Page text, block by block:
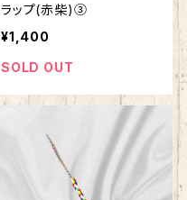
ラップ(赤柴)➂
¥1,400
SOLD OUT